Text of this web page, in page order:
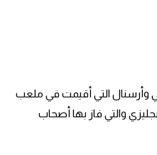
وأرسنال التي أقيمت في ملعب
الدوري الإنجليزي والتي فاز بها أصحاب